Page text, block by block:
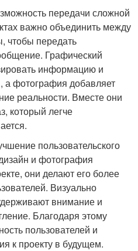
передачи сложной
важно объединить между
чтобы передать
Графический
информацию и
а фотография добавляет
реальности. Вместе они
который легче
пользовательского
и фотография
они делают его более
Визуально
внимание и
Благодаря этому
пользователей и
к проекту в будущем.